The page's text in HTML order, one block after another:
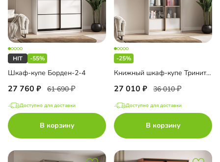
-55%
Шкаф-купе Борден-2-4
27 760 61 690
Доступно для доставки
В корзину
-25%
Книжный шкаф-купе Тринити-2-2 4 полки
27 010 36 010
Доступно для доставки
В корзину